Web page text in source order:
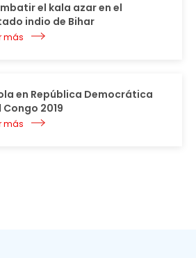
el kala azar en el
indio de Bihar
más
en República Democrática
Congo 2019
más